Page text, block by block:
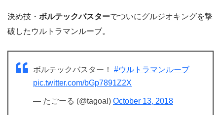
決め技・ ボルテックバスターでついにグルジオキングを撃
破したウルトラマンルーブ。
ボルテックバスター！ #ウルトラマンルーブ
pic.twitter.com/bGp7891Z2X
— たごーる (@tagoal) October 13, 2018